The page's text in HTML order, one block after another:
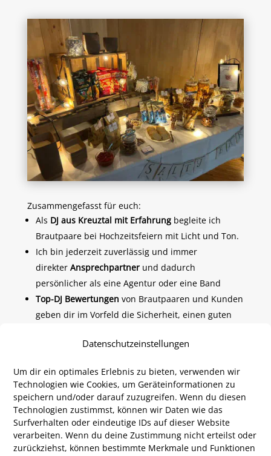
Datenschutzeinstellungen
Um dir ein optimales Erlebnis zu bieten, verwenden wir
Technologien wie Cookies, um Geräteinformationen zu
speichern und/oder darauf zuzugreifen. Wenn du diesen
Technologien zustimmst, können wir Daten wie das
Surfverhalten oder eindeutige IDs auf dieser Website
verarbeiten. Wenn du deine Zustimmung nicht erteilst oder
zurückziehst, können bestimmte Merkmale und Funktionen
Zusammengefasst für euch:
Als DJ aus Kreuztal mit Erfahrung begleite ich
Brautpaare bei Hochzeitsfeiern mit Licht und Ton.
Ich bin jederzeit zuverlässig und immer
direkter Ansprechpartner und dadurch
persönlicher als eine Agentur oder eine Band
Top-DJ Bewertungen von Brautpaaren und Kunden
geben dir im Vorfeld die Sicherheit, einen guten
Haltet ihr nach einemDJ in Siegen Ausschau, der
Eure Veranstaltung zum Kochen bringt? Dann seid
ihr bei uns, dem DJ Team Siegen genau richtig!
Unser Team besteht aus erfahrenen DJs in Siegen,
die jedes Event mit der passenden Musik und einer
professionellen Ausrüstung zum vollen Erfolg
machen. ObHochzeit,Geburtstagspartyoder